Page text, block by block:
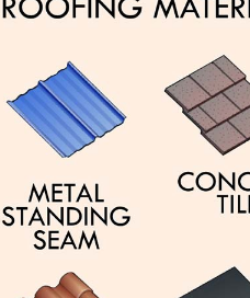
LƯỢNG LDG-SUP
ĐIỆN TỪ LDGC-SUP
ĐẦU PHUN SPRINKLER
CHÁY FLAMEBAR BW11